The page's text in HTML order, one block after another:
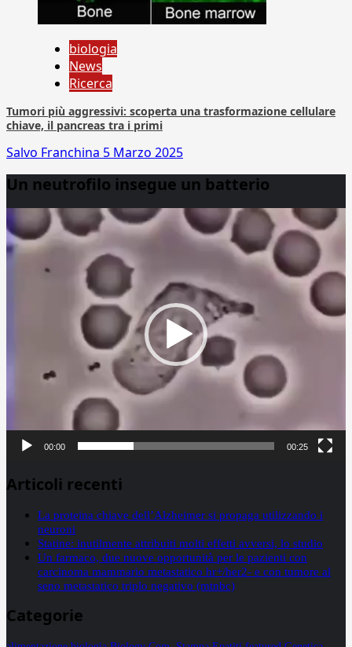
biologia
News
Ricerca
Tumori più aggressivi: scoperta una trasformazione cellulare
chiave, il pancreas tra i primi
Salvo Franchina 5 Marzo 2025
Un neutrofilo insegue un batterio
Player
00:00 00:25
Articoli recenti
La proteina chiave dell’Alzheimer si propaga utilizzando i
neuroni
Statine: inutilmente attribuiti molti effetti avversi, lo studio
Un farmaco, due nuove opportunità per le pazienti con
carcinoma mammario metastatico hr+/her2- e con tumore al
seno metastatico triplo negativo (mtnbc)
Categorie